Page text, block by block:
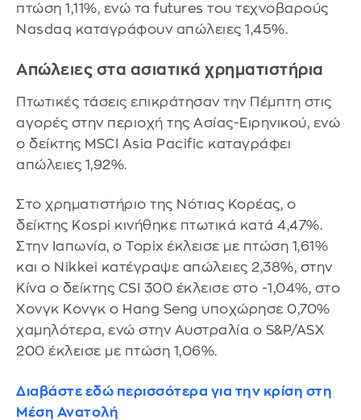
πτώση 1,11%, ενώ τα futures του τεχνοβαρούς
Nasdaq καταγράφουν απώλειες 1,45%.
Απώλειες στα ασιατικά χρηματιστήρια
Πτωτικές τάσεις επικράτησαν την Πέμπτη στις
αγορές στην περιοχή της Ασίας-Ειρηνικού, ενώ
ο δείκτης MSCI Asia Pacific καταγράφει
απώλειες 1,92%.
Στο χρηματιστήριο της Νότιας Κορέας, ο
δείκτης Kospi κινήθηκε πτωτικά κατά 4,47%.
Στην Ιαπωνία, ο Topix έκλεισε με πτώση 1,61%
και ο Nikkei κατέγραψε απώλειες 2,38%, στην
Κίνα ο δείκτης CSI 300 έκλεισε στο -1,04%, στο
Χονγκ Κονγκ ο Hang Seng υποχώρησε 0,70%
χαμηλότερα, ενώ στην Αυστραλία ο S&P/ASX
200 έκλεισε με πτώση 1,06%.
Διαβάστε εδώ περισσότερα για την κρίση στη
Μέση Ανατολή